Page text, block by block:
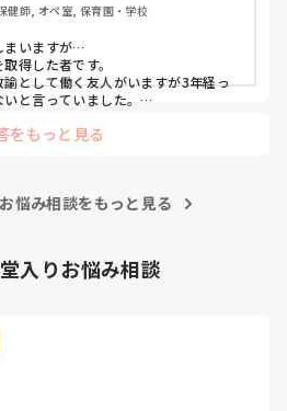
っておけば、
る仕事だと思うので、
おいた方が良いのではないでしょう
健師, オペ室, 保育園・学校
まいますが…
得した者です。
として働く友人がいますが3年経っ
と言っていました。
大変そうだった印象です。
をもっと見る
悩み相談をもっと見る
入りお悩み相談